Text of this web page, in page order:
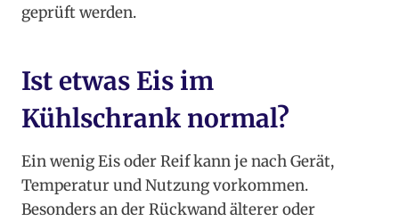
geprüft werden.
Ist etwas Eis im
Kühlschrank normal?
Ein wenig Eis oder Reif kann je nach Gerät,
Temperatur und Nutzung vorkommen.
Besonders an der Rückwand älterer oder